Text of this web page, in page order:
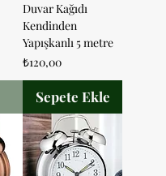
Duvar Kağıdı
Kendinden
Yapışkanlı 5 metre
Fiyat
₺120,00
Sepete Ekle